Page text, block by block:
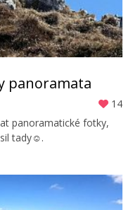
panoramata
14
panoramatické fotky,
tady☺️.